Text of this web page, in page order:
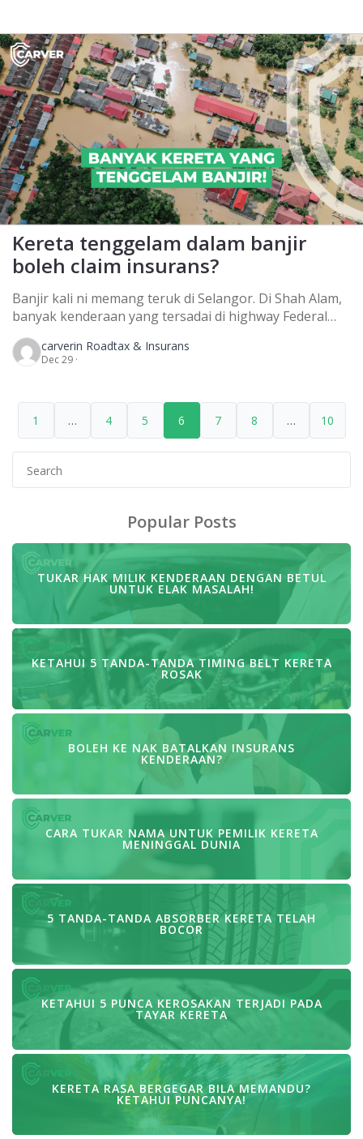
Kereta tenggelam dalam banjir
boleh claim insurans?
Banjir kali ni memang teruk di Selangor. Di Shah Alam,
banyak kenderaan yang tersadai di highway Federal
dan di kawasan Seksyen 13. Boleh ke pemilik kereta
yang tenggelam banjir ni nak claim dari syarikat
insurans? Air naik sehingga paras dada dan ramai
mereka sebab hujan secara beterusan. Di […]
carverin Roadtax & Insurans
Dec 29 ·
1 … 4 5 6 7 8 … 10
for:
Popular Posts
TUKAR HAK MILIK KENDERAAN DENGAN BETUL
UNTUK ELAK MASALAH!
KETAHUI 5 TANDA-TANDA TIMING BELT KERETA
ROSAK
BOLEH KE NAK BATALKAN INSURANS
KENDERAAN?
CARA TUKAR NAMA UNTUK PEMILIK KERETA
MENINGGAL DUNIA
5 TANDA-TANDA ABSORBER KERETA TELAH
BOCOR
KETAHUI 5 PUNCA KEROSAKAN TERJADI PADA
TAYAR KERETA
KERETA RASA BERGEGAR BILA MEMANDU?
KETAHUI PUNCANYA!